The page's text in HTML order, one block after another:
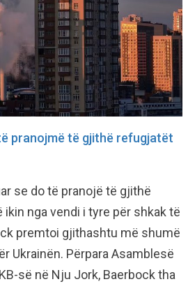
pranojmë të gjithë refugjatët
se do të pranojë të gjithë
nga vendi i tyre për shkak të
premtoi gjithashtu më shumë
Ukrainën. Përpara Asamblesë
së në Nju Jork, Baerbock tha